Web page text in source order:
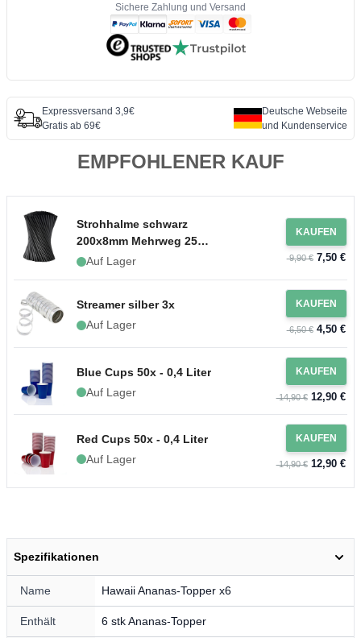
Sichere Zahlung und Versand
Expressversand 3,9€
Gratis ab 69€
Deutsche Webseite
und Kundenservice
EMPFOHLENER KAUF
Strohhalme schwarz
200x8mm Mehrweg 250x
Plastik
Auf Lager
KAUFEN
9,90 €7,50 €
Streamer silber 3x
Auf Lager
KAUFEN
6,50 €4,50 €
Blue Cups 50x - 0,4 Liter
Auf Lager
KAUFEN
14,90 €12,90 €
Red Cups 50x - 0,4 Liter
Auf Lager
KAUFEN
14,90 €12,90 €
Spezifikationen
Name Hawaii Ananas-Topper x6
Enthält 6 stk Ananas-Topper